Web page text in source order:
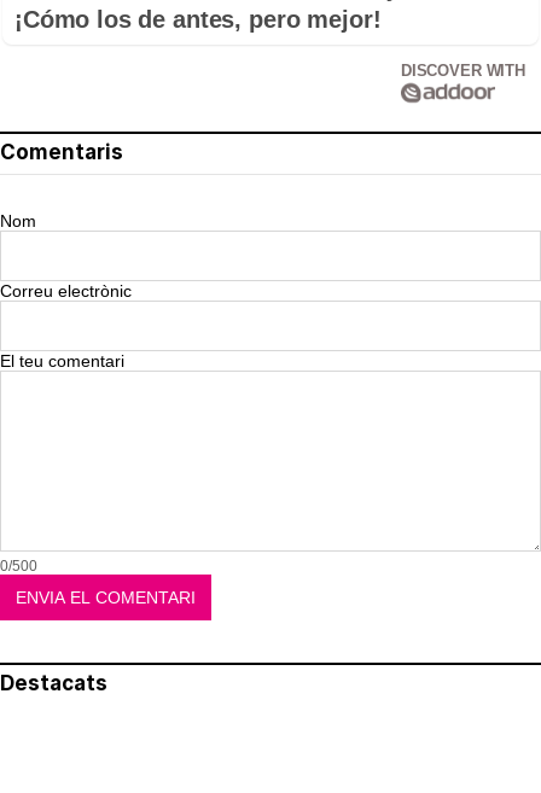
¡Cómo los de antes, pero mejor!
DISCOVER WITH
Comentaris
Nom
Correu electrònic
El teu comentari
0/500
Destacats